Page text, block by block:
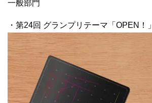
一般部門
・第24回 グランプリテーマ「OPEN！」